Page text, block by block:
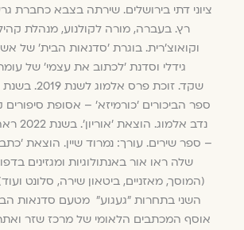
ציוני דתי בירושלים. שירתה בצבא כחברת
רץ. בעברה, מורה לקולנוע, מנהלת
וקואוצ'רית. בוגרת 'סדנאות הבית' של
גידלי וסדנת 'לכתוב את עצמי' של
שקד.
ספר הביכורים 'כורמיזא' – אסופת סיפורים
נדב
– ספר שירים. עורך: נמרוד שיין. הוצאת
שלה ראו אור באנתולוגיות ומגזינים
(המוסך, מאזניים, ביטאון שירה, סלונט
השני בתחרות "געגוע"מטעם סדנאות
אוסף המכתבים הלאומי של מרכז שזר